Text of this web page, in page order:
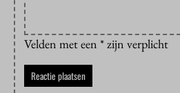
Velden met een * zijn verplicht